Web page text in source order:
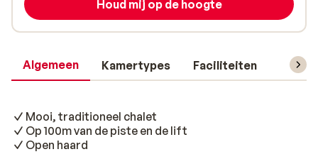
Algemeen Kamertypes Faciliteiten
Mooi, traditioneel chalet
Op 100m van de piste en de lift
Open haard
Houd mij op de hoogte